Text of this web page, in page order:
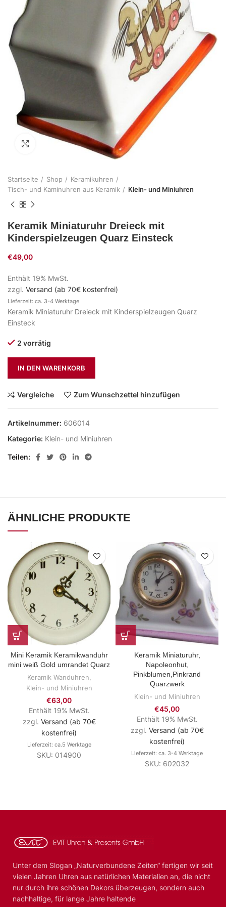
Zum Vergrößern klicken
Startseite Shop
Keramikuhren
Tisch- und Kaminuhren aus Keramik
Klein- und Miniuhren
Keramik Miniaturuhr Dreieck mit
Kinderspielzeugen Quarz Einsteck
€49,00
Enthält 19% MwSt.
zzgl. Versand (ab 70€ kostenfrei)
Lieferzeit: ca. 3-4 Werktage
Keramik Miniaturuhr Dreieck mit Kinderspielzeugen Quarz
Einsteck
2 vorrätig
IN DEN WARENKORB
Vergleiche Zum Wunschzettel hinzufügen
Artikelnummer: 606014
Kategorie: Klein- und Miniuhren
Teilen
ÄHNLICHE PRODUKTE
Mini Keramik Keramikwanduhr
mini weiß Gold umrandet Quarz
Keramik Wanduhren,
Klein- und Miniuhren
€63,00
Enthält 19% MwSt.
zzgl. Versand (ab 70€
kostenfrei)
Lieferzeit: ca.5 Werktage
SKU: 014900
Keramik Miniaturuhr,
Napoleonhut,
Pinkblumen,Pinkrand
Quarzwerk
Klein- und Miniuhren
€45,00
Enthält 19% MwSt.
zzgl. Versand (ab 70€
kostenfrei)
Lieferzeit: ca. 3-4 Werktage
SKU: 602032
Unter dem Slogan „Naturverbundene Zeiten“ fertigen wir seit
vielen Jahren Uhren aus natürlichen Materialien an, die nicht
nur durch ihre schönen Dekors überzeugen, sondern auch
nachhaltige, für lange Jahre haltende